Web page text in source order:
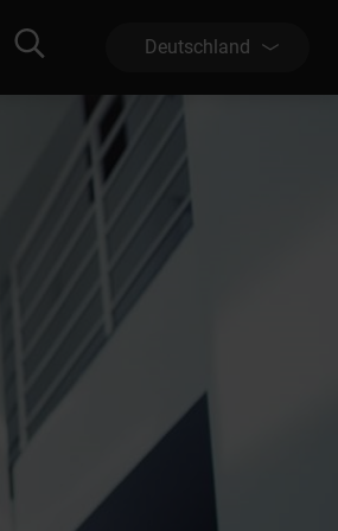
Deutschland